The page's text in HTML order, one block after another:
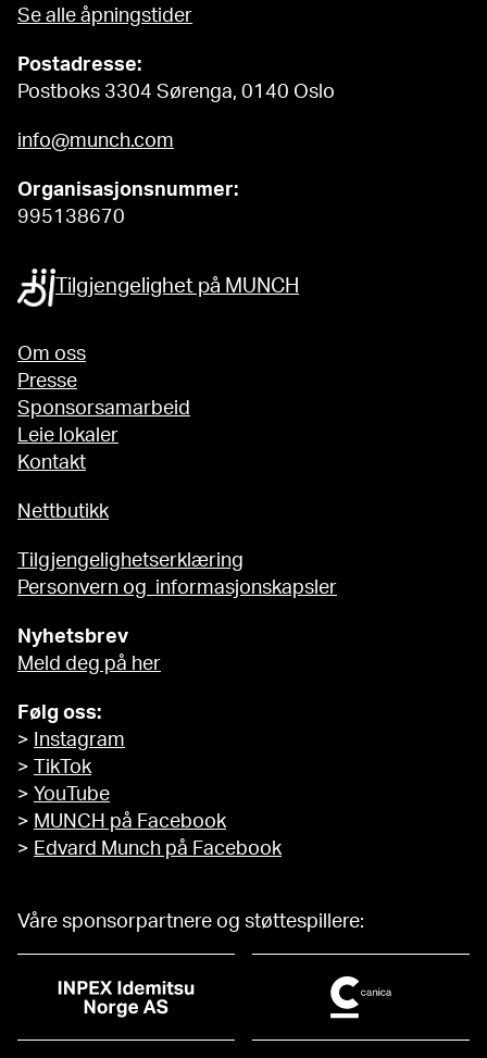
Se alle åpningstider
Postadresse:
Postboks 3304 Sørenga, 0140 Oslo
info@munch.com
Organisasjonsnummer:
995138670
Tilgjengelighet på MUNCH
Om oss
Presse
Sponsorsamarbeid
Leie lokaler
Kontakt
Nettbutikk
Tilgjengelighetserklæring
Personvern og informasjonskapsler
Nyhetsbrev
Meld deg på her
Følg oss:
>
Instagram
>
TikTok
> YouTube
> MUNCH på Facebook
> Edvard Munch på Facebook
Våre sponsorpartnere og støttespillere: